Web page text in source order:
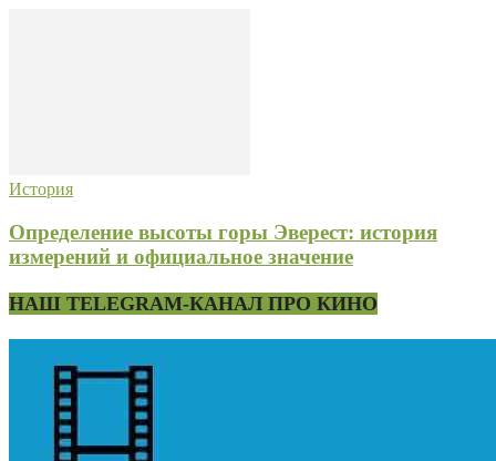
История
Определение высоты горы Эверест: история
измерений и официальное значение
НАШ TELEGRAM-КАНАЛ ПРО КИНО